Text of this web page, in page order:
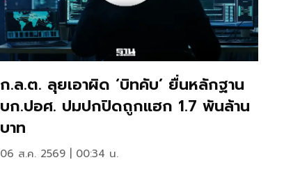
ก.ล.ต. ลุยเอาผิด ‘บิทคับ’ ยื่นหลักฐาน
บก.ปอศ. ปมปกปิดถูกแฮก 1.7 พันล้าน
บาท
06 ส.ค. 2569 | 00:34 น.